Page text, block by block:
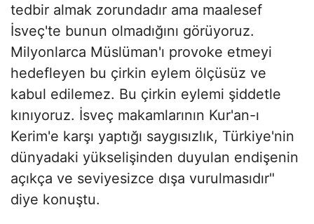
tedbir almak zorundadır ama maalesef
İsveç'te bunun olmadığını görüyoruz.
Milyonlarca Müslüman'ı provoke etmeyi
hedefleyen bu çirkin eylem ölçüsüz ve
kabul edilemez. Bu çirkin eylemi şiddetle
kınıyoruz. İsveç makamlarının Kur'an-ı
Kerim'e karşı yaptığı saygısızlık, Türkiye'nin
dünyadaki yükselişinden duyulan endişenin
açıkça ve seviyesizce dışa vurulmasıdır"
diye konuştu.